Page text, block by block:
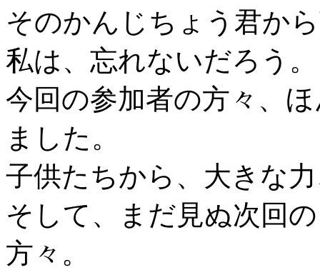
そのかんじちょう君か
私は、忘れないだろう。
今回の参加者の方々、
ました。
子供たちから、大きな
そして、まだ見ぬ次回
方々。